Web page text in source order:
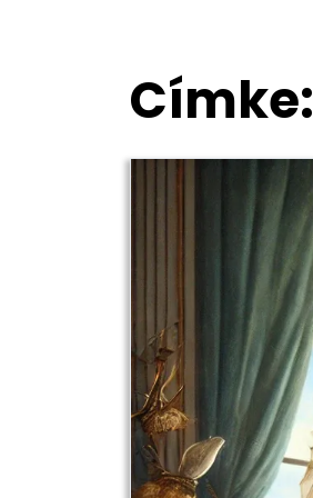
Címke: